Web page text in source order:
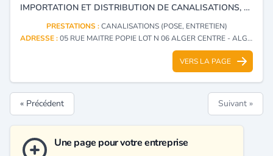
IMPORTATION ET DISTRIBUTION DE CANALISATIONS, FOURNITURES, ACCESSOIRES POUR PIPELINES ET PRODUITS DE SOUDAGE.
PRESTATIONS :CANALISATIONS (POSE, ENTRETIEN)
ADRESSE :05 RUE MAITRE POPIE LOT N 06 ALGER CENTRE - ALGER
VERS LA PAGE
« Précédent Suivant »
Une page pour votre entreprise